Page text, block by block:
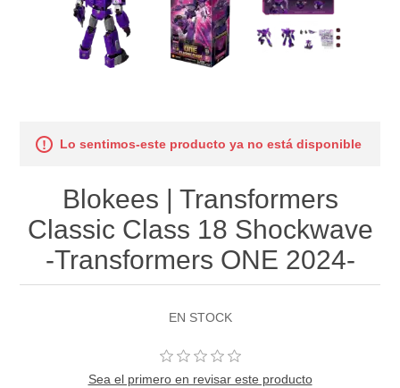
Lo sentimos-este producto ya no está disponible
Blokees | Transformers
Classic Class 18 Shockwave
-Transformers ONE 2024-
EN STOCK
Sea el primero en revisar este producto